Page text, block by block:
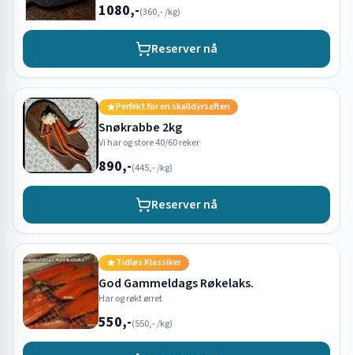
1080,-(360,-/kg)
Reserver nå
Perfekt for en skalldyrsaften
Snøkrabbe 2kg
Vi har og store 40/60 reker
890,-(445,-/kg)
Reserver nå
Tidløs Klassiker
God Gammeldags Røkelaks.
Har og røkt ørret
550,-(550,-/kg)